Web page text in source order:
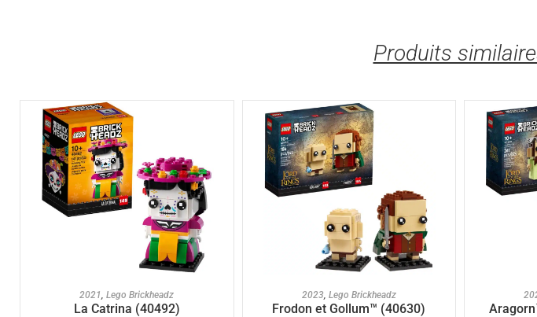
Produits
AJOUTER AU PANIER
2021,Lego Brickheadz
La Catrina (40492)
AJOUTER AU PANIER
2023 Lego Brickheadz
Frodon et Gollum™ (40630)